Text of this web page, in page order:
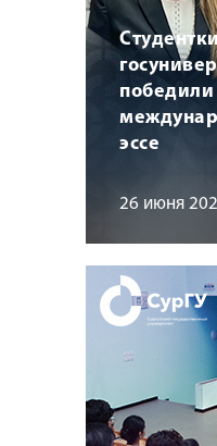
победили
эссе
26 июня